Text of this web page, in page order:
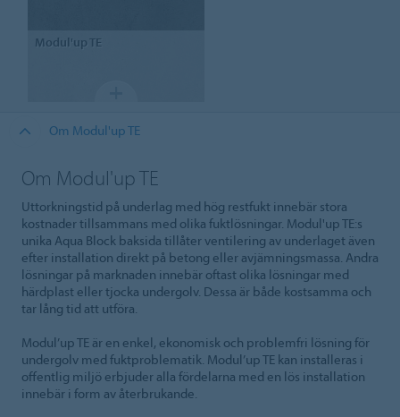
Modul'up TE
Om Modul'up TE
Om Modul'up TE
Uttorkningstid på underlag med hög restfukt innebär stora
kostnader tillsammans med olika fuktlösningar. Modul'up TE:s
unika Aqua Block baksida tillåter ventilering av underlaget även
efter installation direkt på betong eller avjämningsmassa. Andra
lösningar på marknaden innebär oftast olika lösningar med
härdplast eller tjocka undergolv. Dessa är både kostsamma och
tar lång tid att utföra.
Modul’up TE är en enkel, ekonomisk och problemfri lösning för
undergolv med fuktproblematik. Modul’up TE kan installeras i
offentlig miljö erbjuder alla fördelarna med en lös installation
innebär i form av återbrukande.